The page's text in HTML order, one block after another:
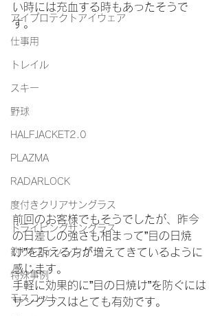
アイプロテクトアイウェア
仕事用
トレイル
スキー
野球
HALFJACKET2.0
PLAZMA
RADARLOCK
度付きクリアサングラス
ドライビングサングラス
釣り/フィッシング
特殊事例
モスコット
い時には充血する時もあったそうで
す。
前回のお客様でもそうでしたが、昨今
の日差しの強さも相まって”目の日焼
け”を訴える方が増えてきているように
感じます。
手軽に効果的に”目の日焼け”を防ぐには
サングラスはとても有効です。